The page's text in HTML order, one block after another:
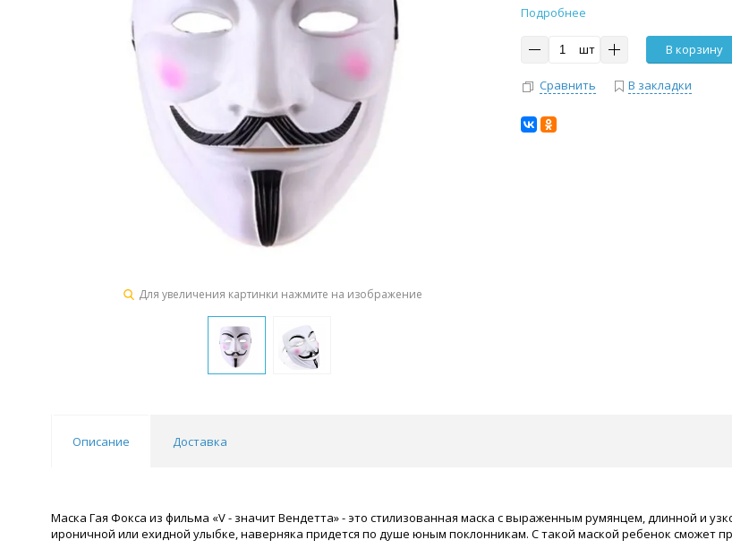
Для увеличения картинки нажмите на изображение
Подробнее
шт В корзину
Сравнить В закладки
Описание Доставка
Маска Гая Фокса из фильма «V - значит Вендетта» - это стилизованная маска с выраженным румянцем, длинной и
ироничной или ехидной улыбке, наверняка придется по душе юным поклонникам. С такой маской ребенок сможет